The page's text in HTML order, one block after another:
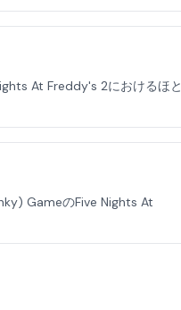
At Freddy's 2におけるほと
GameのFive Nights At